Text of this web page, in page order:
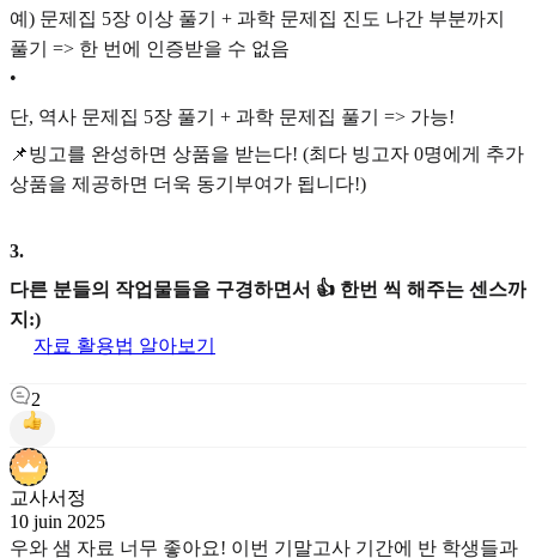
예) 문제집 5장 이상 풀기 + 과학 문제집 진도 나간 부분까지
풀기 => 한 번에 인증받을 수 없음
•
단, 역사 문제집 5장 풀기 + 과학 문제집 풀기 => 가능!
📌빙고를 완성하면 상품을 받는다! (최다 빙고자 0명에게 추가
상품을 제공하면 더욱 동기부여가 됩니다!)
3.
다른 분들의 작업물들을 구경하면서 👍 한번 씩 해주는 센스까
지:)
자료 활용법 알아보기
2
교사서정
10 juin 2025
우와 샘 자료 너무 좋아요! 이번 기말고사 기간에 반 학생들과